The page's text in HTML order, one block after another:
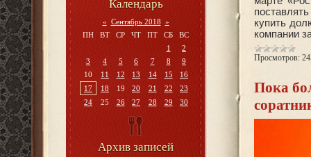
Календарь
« Сентябрь 2018 »
ПН
ВТ СР ЧТ ПТ СБ
ВС
1
2
3
4 5 6 7 8
9
10
11 12 13 14 15
16
17
18 19 20 21 22
23
24
25 26 27 28 29 30
Архив записей
купить
компании
Просмотров:
Пока